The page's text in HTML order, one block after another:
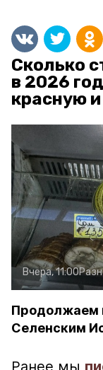
Сколько
в 2026
красную
Вчера, 11:00
Продолжаем
Селенским
Ранее мы